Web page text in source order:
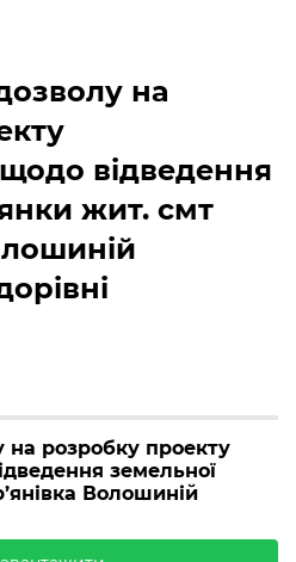
на
відведення
жит. смт
розробку проекту
земельної
Волошиній